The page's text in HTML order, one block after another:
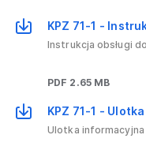
KPZ 71-1 -
Instrukcja obsługi
PDF 2.65 MB
KPZ 71-1 -
Ulotka informacyjna